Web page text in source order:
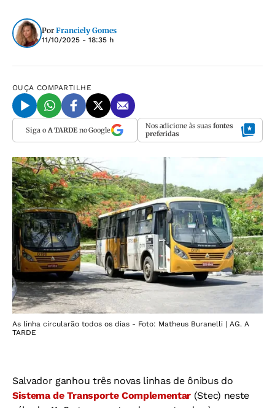
Por Franciely Gomes
11/10/2025 - 18:35 h
OUÇA COMPARTILHE
Siga o A TARDEno Google Nos adicione às suas fontes
preferidas
As linha circularão todos os dias - Foto: Matheus Buranelli | AG. A
TARDE
Salvador ganhou três novas linhas de ônibus do
Sistema de Transporte Complementar (Stec) neste